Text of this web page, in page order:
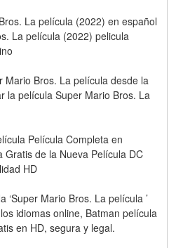
La película (2022) en español
La película (2022) pelicula
Mario Bros. La película desde la
la película Super Mario Bros. La
Película Completa en
Gratis de la Nueva Película DC
HD
idiomas online, Batman película
en HD, segura y legal.